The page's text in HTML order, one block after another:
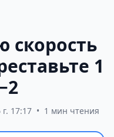
скорость
1
г. 17:17 • 1 мин чтения